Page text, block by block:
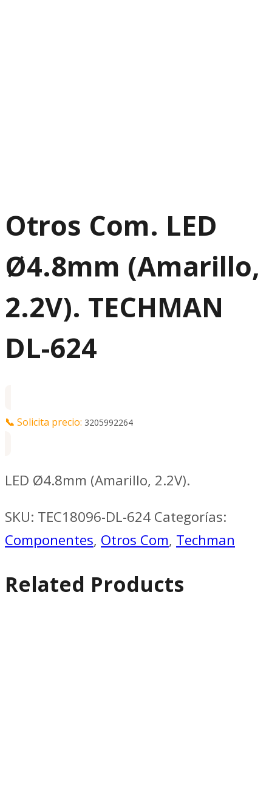
Otros Com. LED
Ø4.8mm (Amarillo,
2.2V). TECHMAN
DL-624
📞 Solicita precio: 3205992264
LED Ø4.8mm (Amarillo, 2.2V).
SKU: TEC18096-DL-624 Categorías:
Componentes, Otros Com, Techman
Related Products